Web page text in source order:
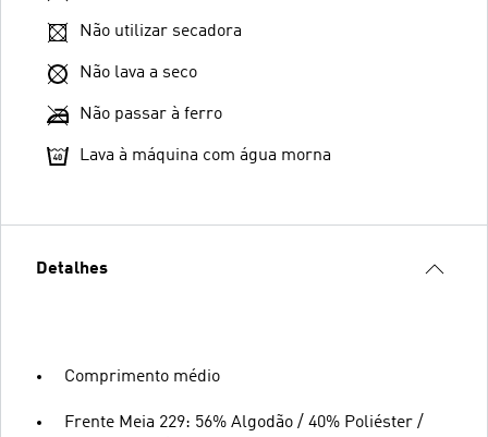
Não utilizar secadora
Não lava a seco
Não passar à ferro
Lava à máquina com água morna
Detalhes
Comprimento médio
Frente Meia 229: 56% Algodão / 40% Poliéster /